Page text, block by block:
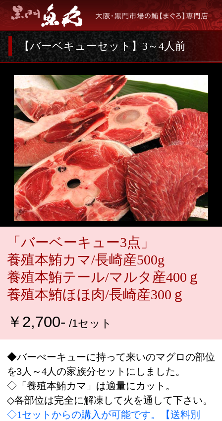
【バーベキューセット】3～4人前
「バーベーキュー3点」
養殖本鮪カマ/長崎産500g
養殖本鮪テール/マルタ産400ｇ
養殖本鮪ほほ肉/長崎産300ｇ
￥2,700-
◆バーべーキューに持って来いのマグロの部位
を3人～4人の家族分セットにしました。
◇「養殖本鮪カマ」は適量にカット。
◇各部位は完全に解凍して火を通して下さい。
◇1セットからの購入が可能です。【送料別
◇数量1＝1セット、数量2＝2セット。
◇配送状態/冷凍（真空パック・ドライアイ
間
◇解凍後/当日中にお召し上がり下さい。
品番： B-1
税込価格：￥2,700- /1セット